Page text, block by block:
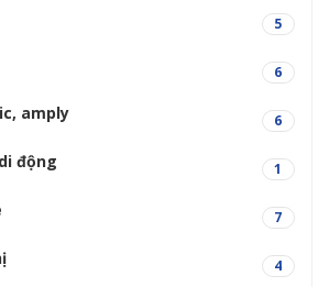
5
6
amply 6
động 1
7
4